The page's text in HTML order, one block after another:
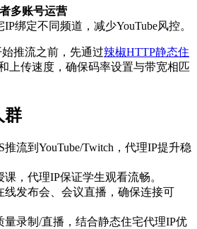
多账号运营
绑定不同频道，减少YouTube风控。
推流之前，先通过辣椒HTTP静态住
上传速度，确保码率设置与带宽相匹
群
推流到YouTube/Twitch，代理IP提升稳
课，代理IP保证学生观看流畅。
线发布会、会议直播，确保连接可
量录制/直播，结合静态住宅代理IP优